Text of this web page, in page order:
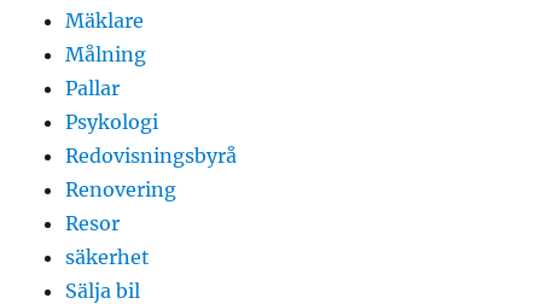
Mäklare
Målning
Pallar
Psykologi
Redovisningsbyrå
Renovering
Resor
säkerhet
Sälja bil